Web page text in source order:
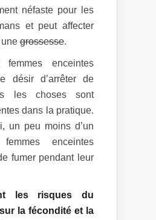
néfaste pour les
et peut affecter
grossesse.
femmes enceintes
désir d’arrêter de
les choses sont
dans la pratique.
un peu moins d’un
enceintes
fumer pendant leur
les risques du
la fécondité et la